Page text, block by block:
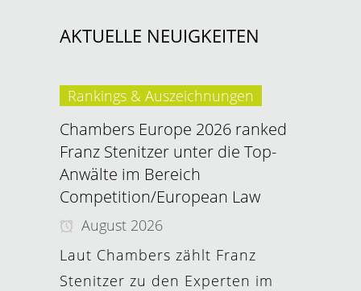
AKTUELLE NEUIGKEITEN
Rankings & Auszeichnungen
Chambers Europe 2026 ranked
Franz Stenitzer unter die Top-
Anwälte im Bereich
Competition/European Law
August 2026
Laut Chambers zählt Franz
Stenitzer zu den Experten im